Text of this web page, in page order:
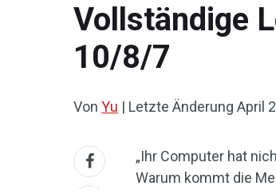
Vollständige
10/8/7
Von Yu | Letzte Änderung April
„Ihr Computer hat
Warum kommt die